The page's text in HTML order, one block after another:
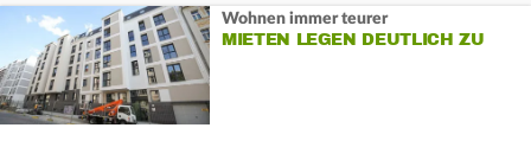
Wohnen immer teurer
MIETEN LEGEN DEUTLICH ZU